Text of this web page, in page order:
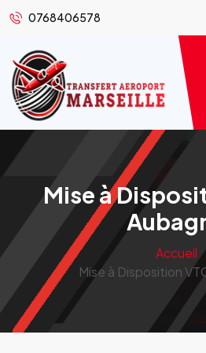
0768406578
Mise à
Accueil
Mise à Disposition